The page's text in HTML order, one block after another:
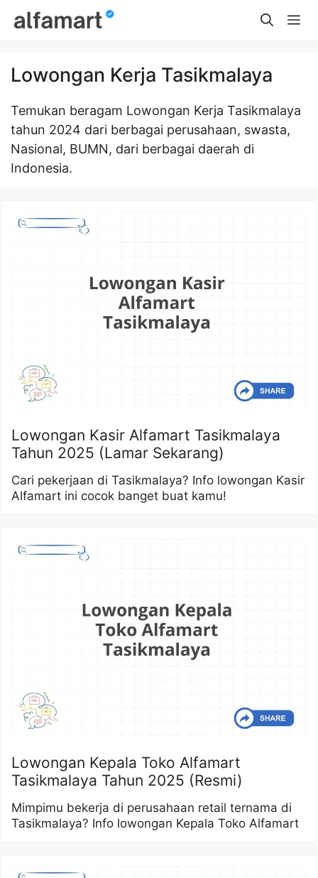
Lowongan Kerja Tasikmalaya
Temukan beragam Lowongan Kerja Tasikmalaya
tahun 2024 dari berbagai perusahaan, swasta,
Nasional, BUMN, dari berbagai daerah di
Indonesia.
Lowongan Kasir Alfamart Tasikmalaya
Tahun 2025 (Lamar Sekarang)
Cari pekerjaan di Tasikmalaya? Info lowongan Kasir
Alfamart ini cocok banget buat kamu!
Lowongan Kepala Toko Alfamart
Tasikmalaya Tahun 2025 (Resmi)
Mimpimu bekerja di perusahaan retail ternama di
Tasikmalaya? Info lowongan Kepala Toko Alfamart